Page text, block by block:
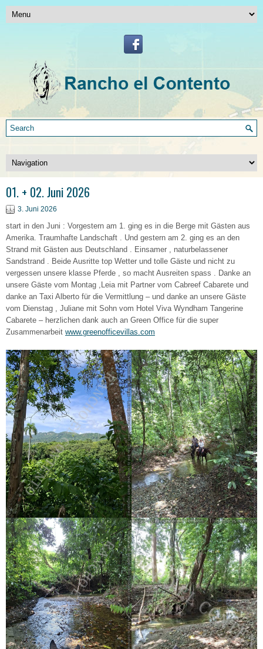
01. + 02. Juni 2026
3. Juni 2026
start in den Juni : Vorgestern am 1. ging es in die Berge mit Gästen aus
Amerika. Traumhafte Landschaft . Und gestern am 2. ging es an den
Strand mit Gästen aus Deutschland . Einsamer , naturbelassener
Sandstrand . Beide Ausritte top Wetter und tolle Gäste und nicht zu
vergessen unsere klasse Pferde , so macht Ausreiten spass . Danke an
unsere Gäste vom Montag ,Leia mit Partner vom Cabreef Cabarete und
danke an Taxi Alberto für die Vermittlung – und danke an unsere Gäste
vom Dienstag , Juliane mit Sohn vom Hotel Viva Wyndham Tangerine
Cabarete – herzlichen dank auch an Green Office für die super
Zusammenarbeit www.greenofficevillas.com